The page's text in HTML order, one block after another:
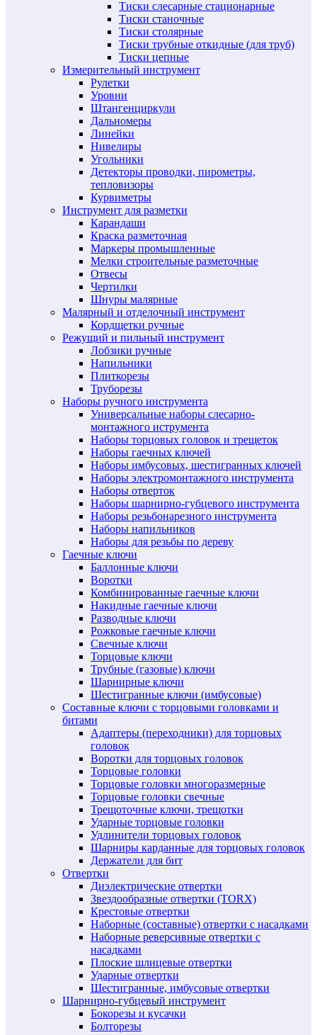
Тиски слесарные стационарные
Тиски станочные
Тиски столярные
Тиски трубные откидные (для труб)
Тиски цепные
Измерительный инструмент
Рулетки
Уровни
Штангенциркули
Дальномеры
Линейки
Нивелиры
Угольники
Детекторы проводки, пирометры,
тепловизоры
Курвиметры
Инструмент для разметки
Карандаши
Краска разметочная
Маркеры промышленные
Мелки строительные разметочные
Отвесы
Чертилки
Шнуры малярные
Малярный и отделочный инструмент
Кордщетки ручные
Режущий и пильный инструмент
Лобзики ручные
Напильники
Плиткорезы
Труборезы
Наборы ручного инструмента
Универсальные наборы слесарно-
монтажного иструмента
Наборы торцовых головок и трещеток
Наборы гаечных ключей
Наборы имбусовых, шестигранных ключей
Наборы электромонтажного инструмента
Наборы отверток
Наборы шарнирно-губцевого инструмента
Наборы резьбонарезного инструмента
Наборы напильников
Наборы для резьбы по дереву
Гаечные ключи
Баллонные ключи
Воротки
Комбинированные гаечные ключи
Накидные гаечные ключи
Разводные ключи
Рожковые гаечные ключи
Свечные ключи
Торцовые ключи
Трубные (газовые) ключи
Шарнирные ключи
Шестигранные ключи (имбусовые)
Составные ключи с торцовыми головками и
битами
Адаптеры (переходники) для торцовых
головок
Воротки для торцовых головок
Торцовые головки
Торцовые головки многоразмерные
Торцовые головки свечные
Трещоточные ключи, трещотки
Ударные торцовые головки
Удлинители торцовых головок
Шарниры карданные для торцовых головок
Держатели для бит
Отвертки
Диэлектрические отвертки
Звездообразные отвертки (TORX)
Крестовые отвертки
Наборные (составные) отвертки с насадками
Наборные реверсивные отвертки с
насадками
Плоские шлицевые отвертки
Ударные отвертки
Шестигранные, имбусовые отвертки
Шарнирно-губцевый инструмент
Бокорезы и кусачки
Болторезы